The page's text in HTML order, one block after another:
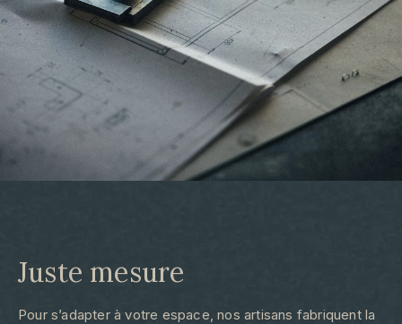
Juste mesure​
Pour s’adapter à votre espace, nos artisans fabriquent la